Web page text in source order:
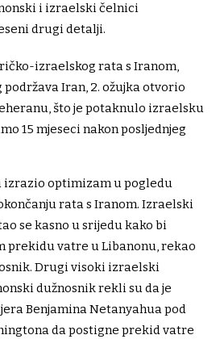
i izraelski čelnici
drugi detalji.
izraelskog rata s Iranom,
podržava Iran, 2. ožujka otvorio
što je potaknulo izraelsku
15 mjeseci nakon posljednjeg
izrazio optimizam u pogledu
rata s Iranom. Izraelski
se kasno u srijedu kako bi
prekidu vatre u Libanonu, rekao
Drugi visoki izraelski
dužnosnik rekli su da je
Benjamina Netanyahua pod
da postigne prekid vatre